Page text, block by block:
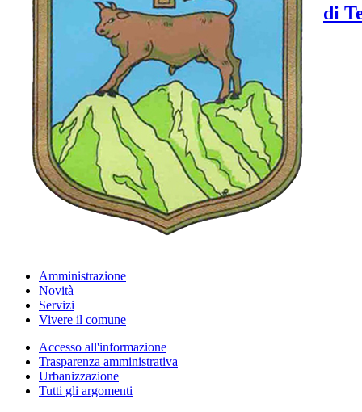
di
Amministrazione
Novità
Servizi
Vivere il comune
Accesso all'informazione
Trasparenza amministrativa
Urbanizzazione
Tutti gli argomenti